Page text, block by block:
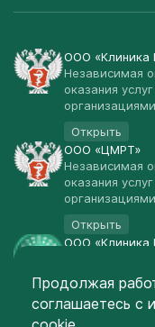
ООО
Независимая
оказания
организациями
Открыть
ООО «ЦМРТ»
Независимая
оказания
организациями
Открыть
ООО
Открыть
© Клиника ЦМД 2003-
Продолжая
соглашаетесь с